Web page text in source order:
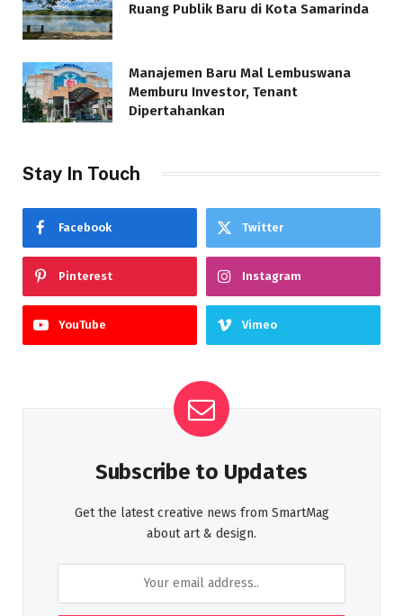
Ruang Publik Baru di Kota Samarinda
Manajemen Baru Mal Lembuswana
Memburu Investor, Tenant
Dipertahankan
Stay In Touch
Facebook Twitter
Pinterest Instagram
YouTube Vimeo
Subscribe to Updates
Get the latest creative news from SmartMag
about art & design.